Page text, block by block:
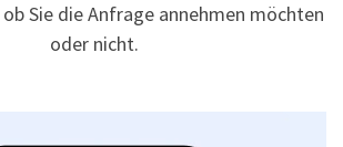
Sie die Anfrage annehmen möchten
oder nicht.